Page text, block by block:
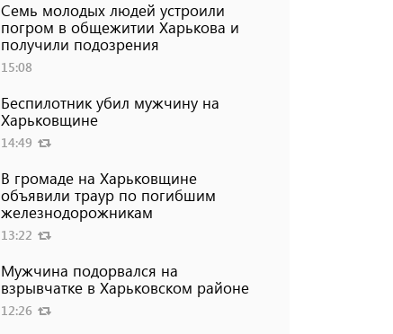
Семь молодых людей устроили
погром в общежитии Харькова и
получили подозрения
15:08
Беспилотник убил мужчину на
Харьковщине
14:49
В громаде на Харьковщине
объявили траур по погибшим
железнодорожникам
13:22
Мужчина подорвался на
взрывчатке в Харьковском районе
12:26